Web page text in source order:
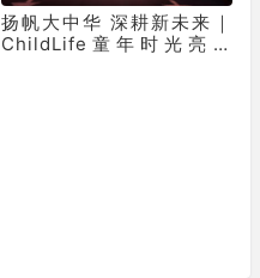
扬帆大中华 深耕新未来｜
ChildLife童年时光亮相